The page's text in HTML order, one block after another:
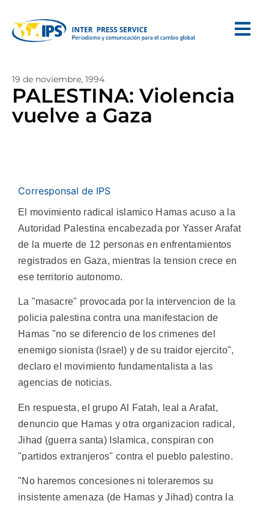
19 de noviembre, 1994
PALESTINA: Violencia
vuelve a Gaza
Corresponsal de IPS
El movimiento radical islamico Hamas acuso a la
Autoridad Palestina encabezada por Yasser Arafat
de la muerte de 12 personas en enfrentamientos
registrados en Gaza, mientras la tension crece en
ese territorio autonomo.
La "masacre" provocada por la intervencion de la
policia palestina contra una manifestacion de
Hamas "no se diferencio de los crimenes del
enemigo sionista (Israel) y de su traidor ejercito",
declaro el movimiento fundamentalista a las
agencias de noticias.
En respuesta, el grupo Al Fatah, leal a Arafat,
denuncio que Hamas y otra organizacion radical,
Jihad (guerra santa) Islamica, conspiran con
"partidos extranjeros" contra el pueblo palestino.
"No haremos concesiones ni toleraremos su
insistente amenaza (de Hamas y Jihad) contra la